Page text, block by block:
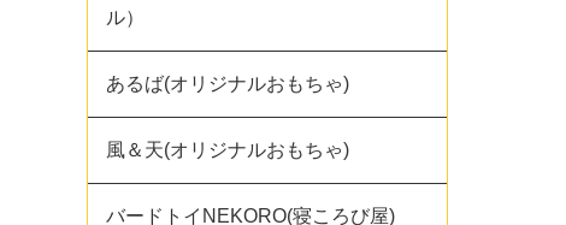
ル）
あるば(オリジナルおもちゃ)
風＆天(オリジナルおもちゃ)
バードトイNEKORO(寝ころび屋)